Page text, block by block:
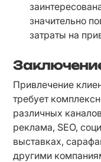
значительно
затраты на
Привлечение
требует
различных
реклама, SEO,
выставках,
другими